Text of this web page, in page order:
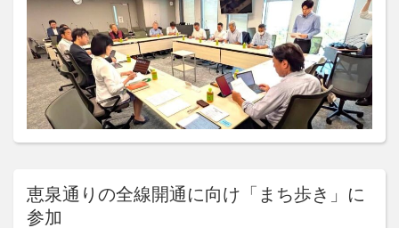
恵泉通りの全線開通に向け「まち歩き」に
参加